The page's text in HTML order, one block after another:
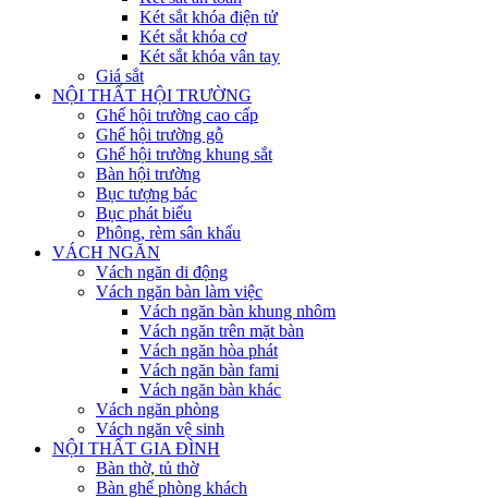
Két sắt khóa điện tử
Két sắt khóa cơ
Két sắt khóa vân tay
Giá sắt
NỘI THẤT HỘI TRƯỜNG
Ghế hội trường cao cấp
Ghế hội trường gỗ
Ghế hội trường khung sắt
Bàn hội trường
Bục tượng bác
Bục phát biểu
Phông, rèm sân khấu
VÁCH NGĂN
Vách ngăn di động
Vách ngăn bàn làm việc
Vách ngăn bàn khung nhôm
Vách ngăn trên mặt bàn
Vách ngăn hòa phát
Vách ngăn bàn fami
Vách ngăn bàn khác
Vách ngăn phòng
Vách ngăn vệ sinh
NỘI THẤT GIA ĐÌNH
Bàn thờ, tủ thờ
Bàn ghế phòng khách